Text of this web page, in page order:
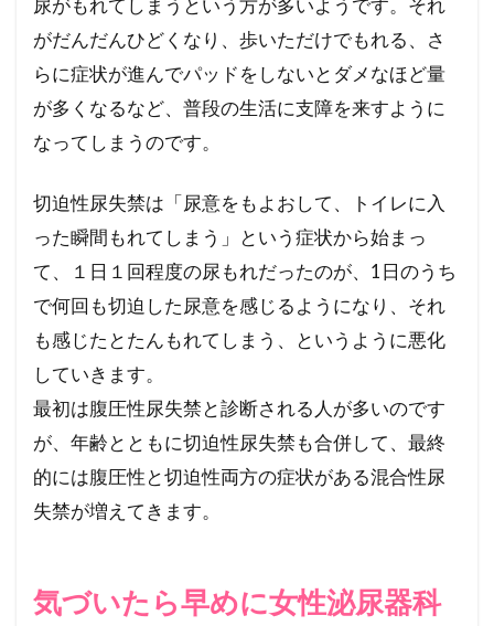
尿がもれてしまうという方が多いようです。それ
がだんだんひどくなり、歩いただけでもれる、さ
らに症状が進んでパッドをしないとダメなほど量
が多くなるなど、普段の生活に支障を来すように
なってしまうのです。
切迫性尿失禁は「尿意をもよおして、トイレに入
った瞬間もれてしまう」という症状から始まっ
て、１日１回程度の尿もれだったのが、1日のうち
で何回も切迫した尿意を感じるようになり、それ
も感じたとたんもれてしまう、というように悪化
していきます。
最初は腹圧性尿失禁と診断される人が多いのです
が、年齢とともに切迫性尿失禁も合併して、最終
的には腹圧性と切迫性両方の症状がある混合性尿
失禁が増えてきます。
気づいたら早めに女性泌尿器科